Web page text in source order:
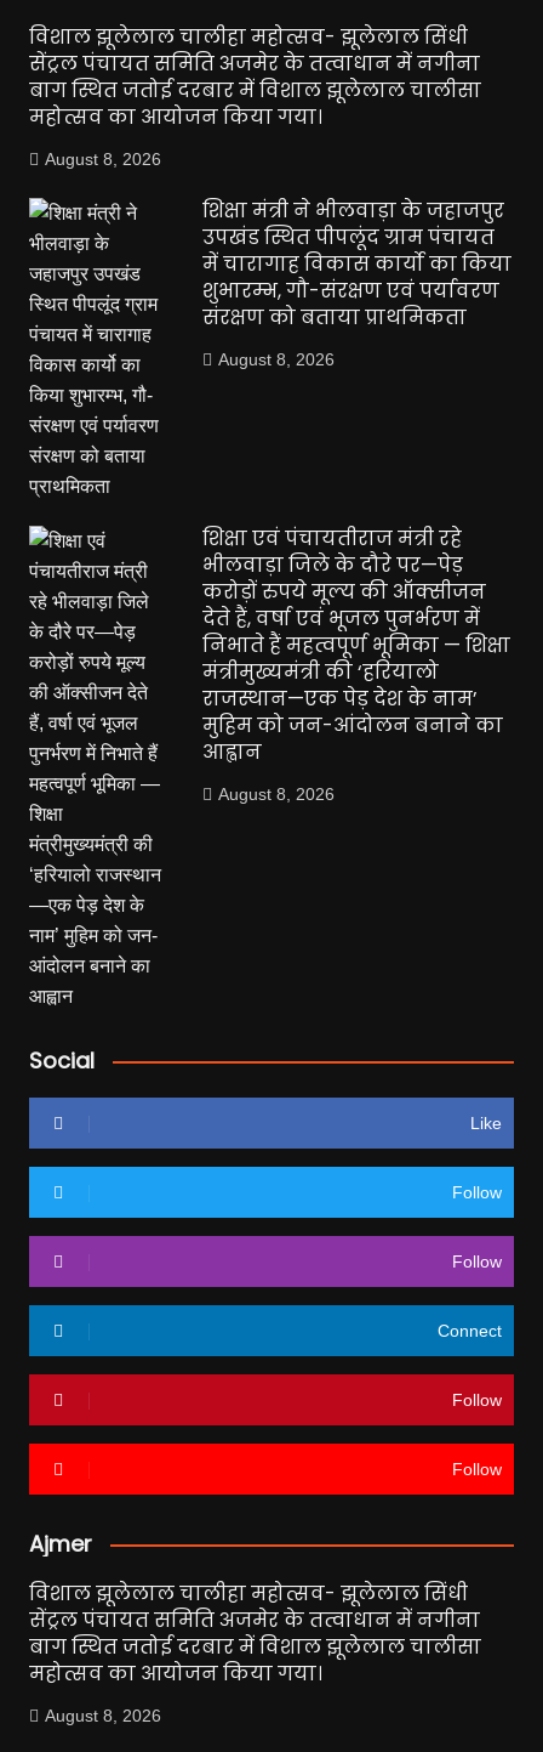
विशाल झूलेलाल चालीहा महोत्सव- झूलेलाल सिंधी
सेंट्रल पंचायत समिति अजमेर के तत्वाधान में नगीना
बाग स्थित जतोई दरबार में विशाल झूलेलाल चालीसा
महोत्सव का आयोजन किया गया।
August 8, 2026
शिक्षा मंत्री ने भीलवाड़ा के जहाजपुर
उपखंड स्थित पीपलूंद ग्राम पंचायत
में चारागाह विकास कार्यो का किया
शुभारम्भ, गौ-संरक्षण एवं पर्यावरण
संरक्षण को बताया प्राथमिकता
August 8, 2026
शिक्षा एवं पंचायतीराज मंत्री रहे
भीलवाड़ा जिले के दौरे पर—पेड़
करोड़ों रुपये मूल्य की ऑक्सीजन
देते हैं, वर्षा एवं भूजल पुनर्भरण में
निभाते हैं महत्वपूर्ण भूमिका — शिक्षा
मंत्रीमुख्यमंत्री की ‘हरियालो
राजस्थान—एक पेड़ देश के नाम’
मुहिम को जन-आंदोलन बनाने का
आह्वान
August 8, 2026
Social
Like
Follow
Follow
Connect
Follow
Follow
Ajmer
विशाल झूलेलाल चालीहा महोत्सव- झूलेलाल सिंधी
सेंट्रल पंचायत समिति अजमेर के तत्वाधान में नगीना
बाग स्थित जतोई दरबार में विशाल झूलेलाल चालीसा
महोत्सव का आयोजन किया गया।
August 8, 2026